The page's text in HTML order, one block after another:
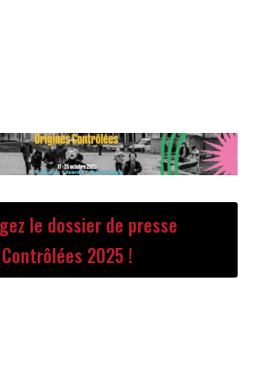
le dossier de presse
2025 !